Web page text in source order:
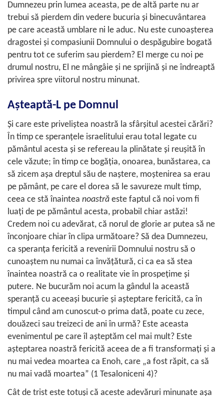
Dumnezeu prin lumea aceasta, pe de altă parte nu ar
trebui să pierdem din vedere bucuria şi binecuvântarea
pe care această umblare ni le aduc. Nu este cunoaşterea
dragostei şi compasiunii Domnului o despăgubire bogată
pentru tot ce suferim sau pierdem? El merge cu noi pe
drumul nostru, El ne mângâie şi ne sprijină şi ne îndreaptă
privirea spre viitorul nostru minunat.
Aşteaptă-L pe Domnul
Şi care este priveliştea noastră la sfârşitul acestei cărări?
În timp ce speranţele israelitului erau total legate cu
pământul acesta şi se refereau la plinătate şi reuşită în
cele văzute; în timp ce bogăţia, onoarea, bunăstarea, ca
să zicem aşa dreptul său de naştere, moştenirea sa erau
pe pământ, pe care el dorea să le savureze mult timp,
ceea ce stă înaintea noastră este faptul că noi vom fi
luaţi de pe pământul acesta, probabil chiar astăzi!
Credem noi cu adevărat, că norul de glorie ar putea să ne
înconjoare chiar în clipa următoare? Să dea Dumnezeu,
ca speranţa fericită a revenirii Domnului nostru să o
cunoaştem nu numai ca învăţătură, ci ca ea să stea
înaintea noastră ca o realitate vie în prospeţime şi
putere. Ne bucurăm noi acum la gândul la această
speranţă cu aceeaşi bucurie şi aşteptare fericită, ca în
timpul când am cunoscut-o prima dată, poate cu zece,
douăzeci sau treizeci de ani în urmă? Este aceasta
evenimentul pe care îl aşteptăm cel mai mult? Este
aşteptarea noastră fericită aceea de a fi transformaţi şi a
nu mai vedea moartea ca Enoh, care „a fost răpit, ca să
nu mai vadă moartea” (1 Tesaloniceni 4)?
Cât de trist este totuşi că aceste adevăruri minunate aşa